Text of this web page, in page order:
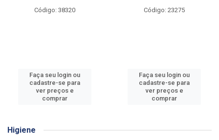
Código: 38320
Faça seu login ou
cadastre-se para
ver preços e
comprar
Código: 23275
Faça seu login ou
cadastre-se para
ver preços e
comprar
Higiene